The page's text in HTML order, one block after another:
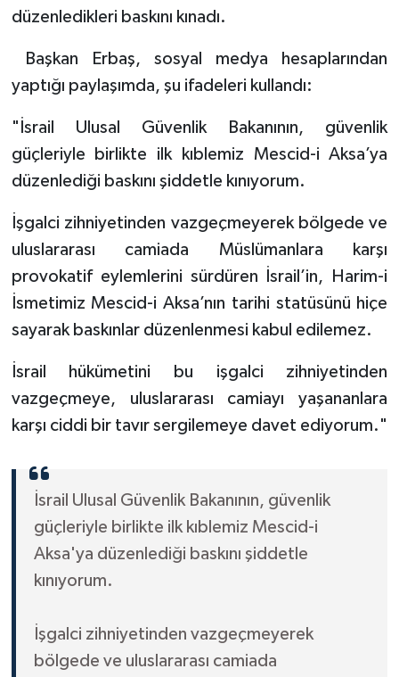
düzenledikleri baskını kınadı.
Başkan Erbaş, sosyal medya hesaplarından
yaptığı paylaşımda, şu ifadeleri kullandı:
"İsrail Ulusal Güvenlik Bakanının, güvenlik
güçleriyle birlikte ilk kıblemiz Mescid-i Aksa’ya
düzenlediği baskını şiddetle kınıyorum.
İşgalci zihniyetinden vazgeçmeyerek bölgede ve
uluslararası camiada Müslümanlara karşı
provokatif eylemlerini sürdüren İsrail’in, Harim-i
İsmetimiz Mescid-i Aksa’nın tarihi statüsünü hiçe
sayarak baskınlar düzenlenmesi kabul edilemez.
İsrail hükümetini bu işgalci zihniyetinden
vazgeçmeye, uluslararası camiayı yaşananlara
karşı ciddi bir tavır sergilemeye davet ediyorum."
İsrail Ulusal Güvenlik Bakanının, güvenlik
güçleriyle birlikte ilk kıblemiz Mescid-i
Aksa'ya düzenlediği baskını şiddetle
kınıyorum.
İşgalci zihniyetinden vazgeçmeyerek
bölgede ve uluslararası camiada
Bilecik Müftülüğü
Bingöl Müftülüğü
Bolu Müftülüğü
Bursa Müftülüğü
Çanakkale Müftülüğü
Çankırı Müftülüğü
Denizli Müftülüğü
Diyarbakır Müftülüğü
Düzce Müftülüğü
Edirne Müftülüğü
Erzincan Müftülüğü
Kültür-Sanat
Aile
Makaleler
Duyurular
Podcast
Bilim, Teknoloji
Diyanet TV
İhtida Haberleri
YAŞAM